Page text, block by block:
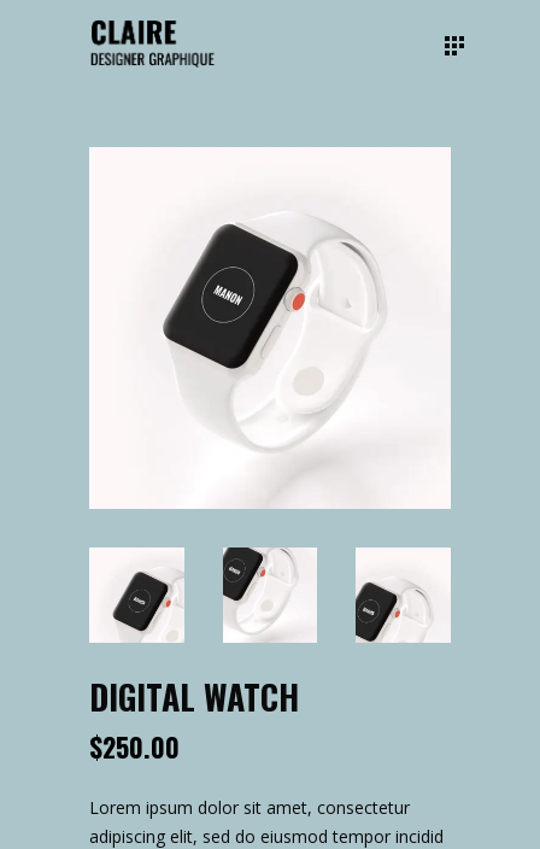
DIGITAL WATCH
$250.00
Lorem ipsum dolor sit amet, consectetur
adipiscing elit, sed do eiusmod tempor incidid